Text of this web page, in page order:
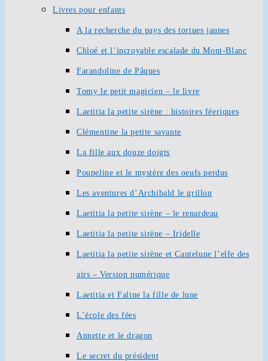
Livres pour enfants
A la recherche du pays des tortues jaunes
Chloé et l’incroyable escalade du Mont-Blanc
Farandoline de Pâques
Tomy le petit magicien – le livre
Laetitia la petite sirène : histoires féeriques
Clémentine la petite savante
La fille aux douze doigts
Poupeline et le mystère des oeufs perdus
Les aventures d’Archibald le grillon
Laetitia la petite sirène – le renardeau
Laetitia la petite sirène – Iridelle
Laetitia la petite sirène et Cantelune l’elfe des
airs – Version numérique
Laetitia et Faline la fille de lune
L’école des fées
Annette et le dragon
Le secret du président